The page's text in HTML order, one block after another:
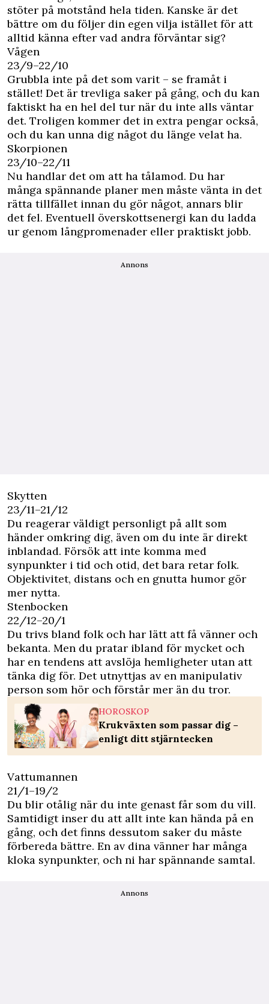
stöter på motstånd hela tiden. Kanske är det
bättre om du följer din egen vilja istället för att
alltid känna efter vad andra förväntar sig?
Vågen
23/9–22/10
Grubbla inte på det som varit – se framåt i
stället! Det är trevliga saker på gång, och du kan
faktiskt ha en hel del tur när du inte alls väntar
det. Troligen kommer det in extra pengar också,
och du kan unna dig något du länge velat ha.
Skorpionen
23/10–22/11
Nu handlar det om att ha tålamod. Du har
många spännande planer men måste vänta in det
rätta tillfället innan du gör något, annars blir
det fel. Eventuell överskottsenergi kan du ladda
ur genom långpromenader eller praktiskt jobb.
Annons
Skytten
23/11–21/12
Du reagerar väldigt personligt på allt som
händer omkring dig, även om du inte är direkt
inblandad. Försök att inte komma med
synpunkter i tid och otid, det bara retar folk.
Objektivitet, distans och en gnutta humor gör
mer nytta.
Stenbocken
22/12–20/1
Du trivs bland folk och har lätt att få vänner och
bekanta. Men du pratar ibland för mycket och
har en tendens att avslöja hemligheter utan att
tänka dig för. Det utnyttjas av en manipulativ
person som hör och förstår mer än du tror.
HOROSKOP
Krukväxten som passar dig –
enligt ditt stjärntecken
Vattumannen
21/1–19/2
Du blir otålig när du inte genast får som du vill.
Samtidigt inser du att allt inte kan hända på en
gång, och det finns dessutom saker du måste
förbereda bättre. En av dina vänner har många
kloka synpunkter, och ni har spännande samtal.
Annons